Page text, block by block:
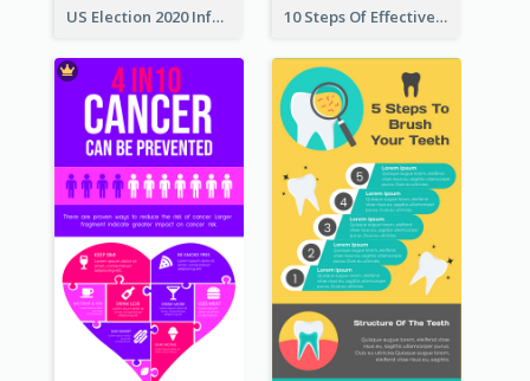
US Election 2020 Infographic 10 Steps Of Effective Listening Infographic